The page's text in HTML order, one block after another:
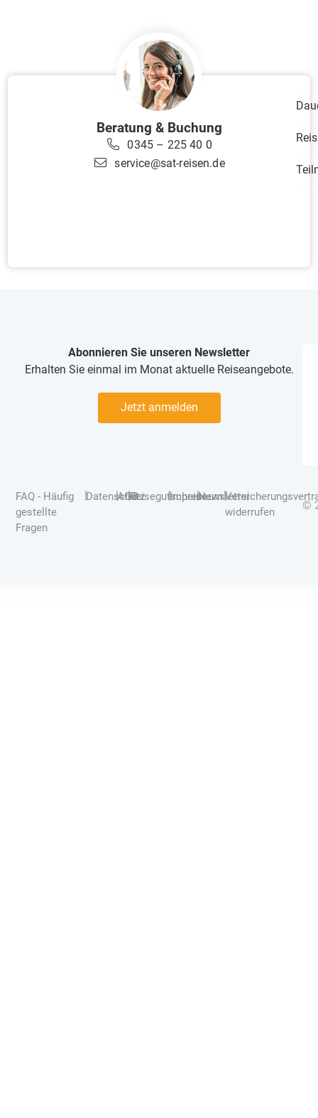
Beratung & Buchung
0345 – 225 40 0
service@sat-reisen.de
Abonnieren Sie unseren Newsletter
Erhalten Sie einmal im Monat aktuelle Reiseangebote.
Jetzt anmelden
FAQ - Häufig
gestellte
Fragen
|Datenschutz
|AGB
|Reisegutscheine
|Impressum
|Newsletter
|
widerrufen
©